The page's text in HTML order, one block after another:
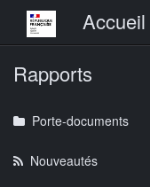
Menu principalAccueil
Rapports
Porte-documents
Nouveautés